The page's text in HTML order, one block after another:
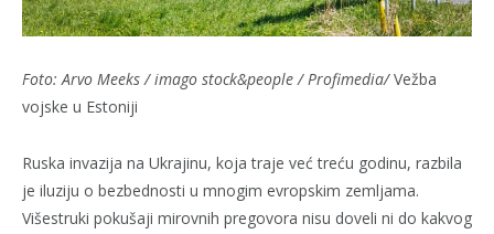
Foto: Arvo Meeks / imago stock&people / Profimedia/Vežba
vojske u Estoniji
Ruska invazija na Ukrajinu, koja traje već treću godinu, razbila
je iluziju o bezbednosti u mnogim evropskim zemljama.
Višestruki pokušaji mirovnih pregovora nisu doveli ni do kakvog